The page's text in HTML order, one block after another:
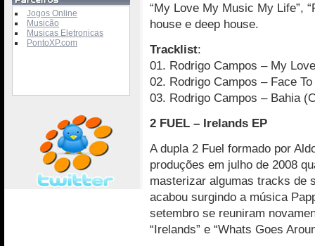
“My Love My Music My Life”,
house e deep house.
Tracklist:
01. Rodrigo Campos – My
02. Rodrigo Campos – Face
03. Rodrigo Campos – Bahia
2 FUEL – Irelands EP
A dupla 2 Fuel formado por
produções em julho de 2008
masterizar algumas tracks de
acabou surgindo a música
setembro se reuniram
“Irelands” e “Whats Goes
Jogos Online
Musicão
Musicas Eletronicas
PontoXP.com